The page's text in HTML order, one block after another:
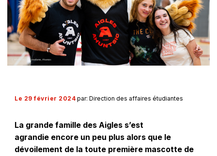
Le 29 février 2024 par: Direction des affaires étudiantes
La grande famille des Aigles s’est
agrandie encore un peu plus alors que le
dévoilement de la toute première mascotte de